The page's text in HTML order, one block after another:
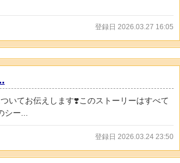
登録日 2026.03.27 16:05
いてお伝えします❣️このストーリーはすべて
ー...
登録日 2026.03.24 23:50